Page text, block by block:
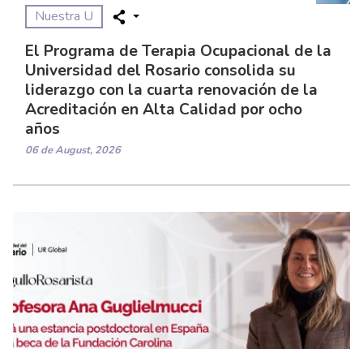
Nuestra U
El Programa de Terapia Ocupacional de la
Universidad del Rosario consolida su
liderazgo con la cuarta renovación de la
Acreditación en Alta Calidad por ocho
años
06 de August, 2026